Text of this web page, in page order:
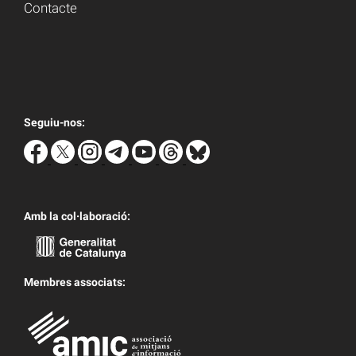
Contacte
Seguiu-nos:
Amb la col·laboració:
Membres associats: